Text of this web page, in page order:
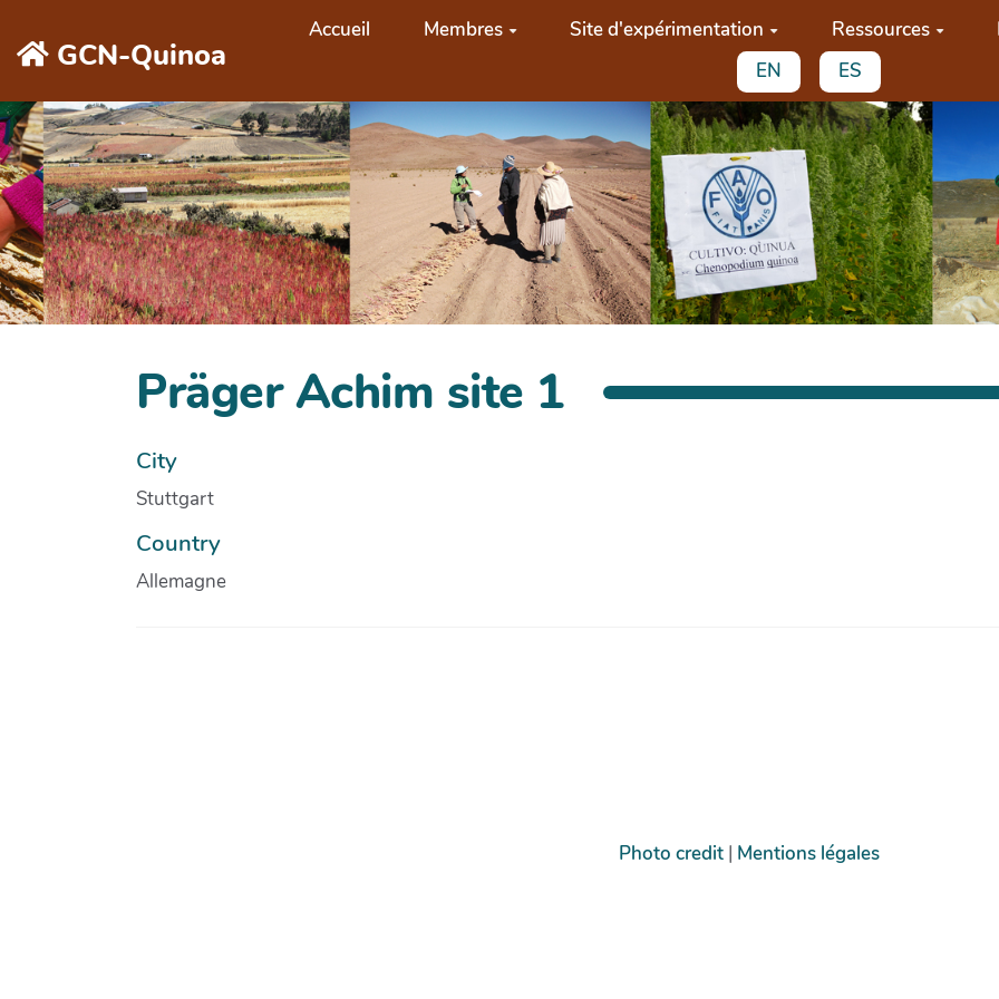
GCN-Quinoa
Accueil Membres Site d'expérimentation Ressources
EN
ES
Präger Achim site 1
City
Stuttgart
Country
Allemagne
Photo credit | Mentions légales